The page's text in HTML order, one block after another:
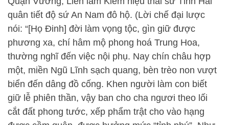
quân tiết độ sứ An Nam đô hộ. (Lời chế đại lược
nói: “[Họ Đinh] đời làm vọng tộc, gìn giữ được
phương xa, chí hâm mộ phong hoá Trung Hoa,
thường nghĩ đến việc nội phụ. Nay chín châu hợp
một, miền Ngũ Lĩnh sạch quang, bèn trèo non vượt
biển đến dâng đồ cống. Khen người làm con biết
giữ lễ phiên thần, vậy ban cho cha ngươi theo lối
cắt đất phong tước, xếp phẩm trật cho vào hạng